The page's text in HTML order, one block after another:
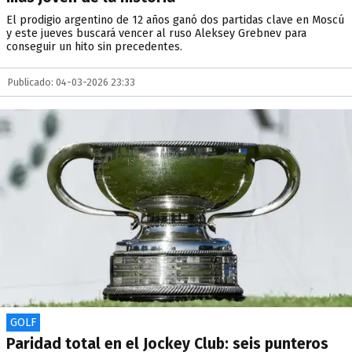
El prodigio argentino de 12 años ganó dos partidas clave en Moscú
y este jueves buscará vencer al ruso Aleksey Grebnev para
conseguir un hito sin precedentes.
Publicado: 04-03-2026 23:33
GOLF
Paridad total en el Jockey Club: seis punteros